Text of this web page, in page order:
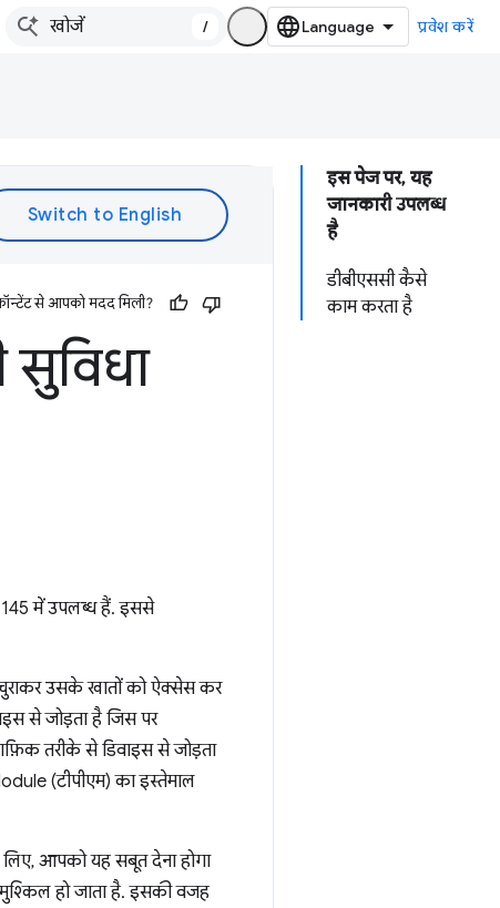
/ प्रवेश करें
इस पेज पर, यह
जानकारी उपलब्ध
है
डीबीएससी कैसे
काम करता है
से आपको मदद मिली?
145 में उपलब्ध हैं. इससे
चुराकर उसके खातों को ऐक्सेस कर
से जोड़ता है जिस पर
तरीके से डिवाइस से जोड़ता
(टीपीएम) का इस्तेमाल
आपको यह सबूत देना होगा
हो जाता है. इसकी वजह